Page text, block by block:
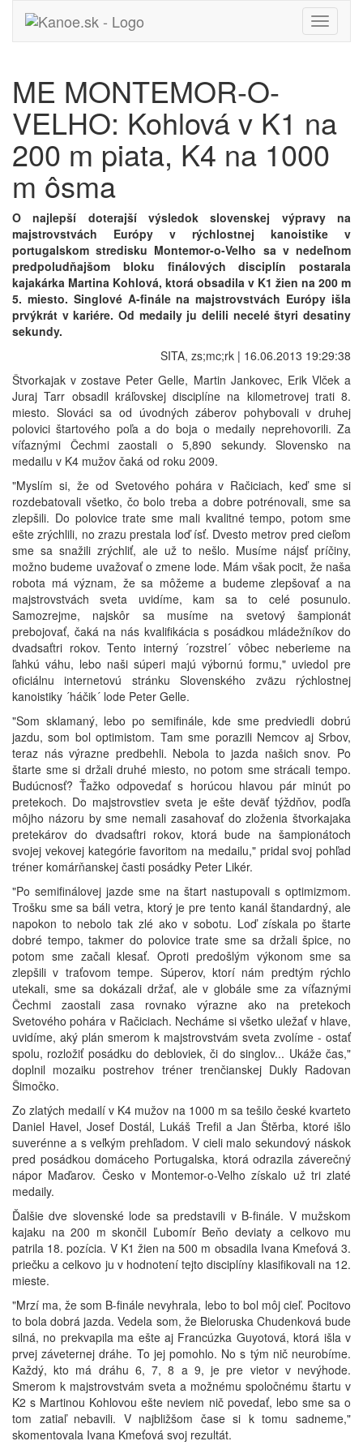
Toggle
ME MONTEMOR-O-
VELHO: Kohlová v K1 na
200 m piata, K4 na 1000
m ôsma
O najlepší doterajší výsledok slovenskej výpravy na
majstrovstvách Európy v rýchlostnej kanoistike v
portugalskom stredisku Montemor-o-Velho sa v nedeľnom
predpoludňajšom bloku finálových disciplín postarala
kajakárka Martina Kohlová, ktorá obsadila v K1 žien na 200 m
5. miesto. Singlové A-finále na majstrovstvách Európy išla
prvýkrát v kariére. Od medaily ju delili necelé štyri desatiny
sekundy.
SITA, zs;mc;rk | 16.06.2013 19:29:38
Štvorkajak v zostave Peter Gelle, Martin Jankovec, Erik Vlček a
Juraj Tarr obsadil kráľovskej disciplíne na kilometrovej trati 8.
miesto. Slováci sa od úvodných záberov pohybovali v druhej
polovici štartového poľa a do boja o medaily neprehovorili. Za
víťaznými Čechmi zaostali o 5,890 sekundy. Slovensko na
medailu v K4 mužov čaká od roku 2009.
"Myslím si, že od Svetového pohára v Račiciach, keď sme si
rozdebatovali všetko, čo bolo treba a dobre potrénovali, sme sa
zlepšili. Do polovice trate sme mali kvalitné tempo, potom sme
ešte zrýchlili, no zrazu prestala loď ísť. Dvesto metrov pred cieľom
sme sa snažili zrýchliť, ale už to nešlo. Musíme nájsť príčiny,
možno budeme uvažovať o zmene lode. Mám však pocit, že naša
robota má význam, že sa môžeme a budeme zlepšovať a na
majstrovstvách sveta uvidíme, kam sa to celé posunulo.
Samozrejme, najskôr sa musíme na svetový šampionát
prebojovať, čaká na nás kvalifikácia s posádkou mládežníkov do
dvadsaťtri rokov. Tento interný ´rozstrel´ vôbec neberieme na
ľahkú váhu, lebo naši súperi majú výbornú formu," uviedol pre
oficiálnu internetovú stránku Slovenského zväzu rýchlostnej
kanoistiky ´háčik´ lode Peter Gelle.
"Som sklamaný, lebo po semifinále, kde sme predviedli dobrú
jazdu, som bol optimistom. Tam sme porazili Nemcov aj Srbov,
teraz nás výrazne predbehli. Nebola to jazda našich snov. Po
štarte sme si držali druhé miesto, no potom sme strácali tempo.
Budúcnosť? Ťažko odpovedať s horúcou hlavou pár minút po
pretekoch. Do majstrovstiev sveta je ešte deväť týždňov, podľa
môjho názoru by sme nemali zasahovať do zloženia štvorkajaka
pretekárov do dvadsaťtri rokov, ktorá bude na šampionátoch
svojej vekovej kategórie favoritom na medailu," pridal svoj pohľad
tréner komárňanskej časti posádky Peter Likér.
"Po semifinálovej jazde sme na štart nastupovali s optimizmom.
Trošku sme sa báli vetra, ktorý je pre tento kanál štandardný, ale
napokon to nebolo tak zlé ako v sobotu. Loď získala po štarte
dobré tempo, takmer do polovice trate sme sa držali špice, no
potom sme začali klesať. Oproti predošlým výkonom sme sa
zlepšili v traťovom tempe. Súperov, ktorí nám predtým rýchlo
utekali, sme sa dokázali držať, ale v globále sme za víťaznými
Čechmi zaostali zasa rovnako výrazne ako na pretekoch
Svetového pohára v Račiciach. Necháme si všetko uležať v hlave,
uvidíme, aký plán smerom k majstrovstvám sveta zvolíme - ostať
spolu, rozložiť posádku do debloviek, či do singlov... Ukáže čas,"
doplnil mozaiku postrehov tréner trenčianskej Dukly Radovan
Šimočko.
Zo zlatých medailí v K4 mužov na 1000 m sa tešilo české kvarteto
Daniel Havel, Josef Dostál, Lukáš Trefil a Jan Štěrba, ktoré išlo
suverénne a s veľkým prehľadom. V cieli malo sekundový náskok
pred posádkou domáceho Portugalska, ktorá odrazila záverečný
nápor Maďarov. Česko v Montemor-o-Velho získalo už tri zlaté
medaily.
Ďalšie dve slovenské lode sa predstavili v B-finále. V mužskom
kajaku na 200 m skončil Ľubomír Beňo deviaty a celkovo mu
patrila 18. pozícia. V K1 žien na 500 m obsadila Ivana Kmeťová 3.
priečku a celkovo ju v hodnotení tejto disciplíny klasifikovali na 12.
mieste.
"Mrzí ma, že som B-finále nevyhrala, lebo to bol môj cieľ. Pocitovo
to bola dobrá jazda. Vedela som, že Bieloruska Chudenková bude
silná, no prekvapila ma ešte aj Francúzka Guyotová, ktorá išla v
prvej záveternej dráhe. To jej pomohlo. No s tým nič neurobíme.
Každý, kto má dráhu 6, 7, 8 a 9, je pre vietor v nevýhode.
Smerom k majstrovstvám sveta a možnému spoločnému štartu v
K2 s Martinou Kohlovou ešte neviem nič povedať, lebo sme sa o
tom zatiaľ nebavili. V najbližšom čase si k tomu sadneme,"
skomentovala Ivana Kmeťová svoj rezultát.